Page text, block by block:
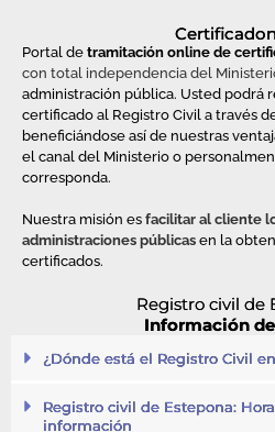
Portal de tramitación online de
con total independencia del
administración pública. Usted podrá
certificado al Registro Civil a través
beneficiándose así de nuestras
el canal del Ministerio o
corresponda.
Nuestra misión es facilitar al cliente
administraciones públicas en la
certificados.
Registro civil de
Información
¿Dónde está el Registro Civil
Registro civil de Estepona:
información